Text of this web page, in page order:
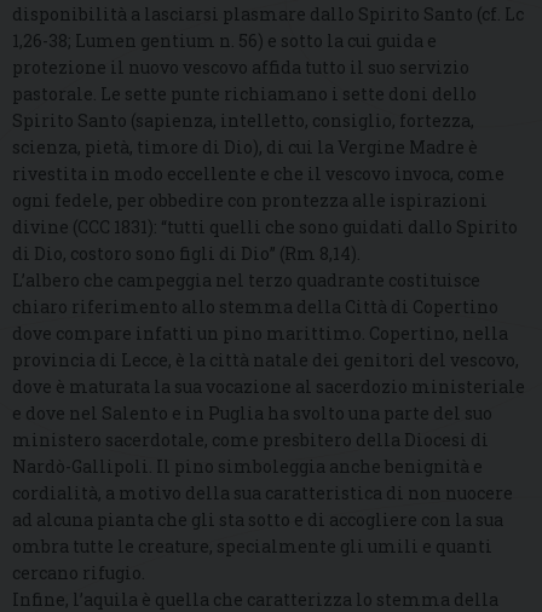
disponibilità a lasciarsi plasmare dallo Spirito Santo (cf. Lc
1,26-38; Lumen gentium n. 56) e sotto la cui guida e
protezione il nuovo vescovo affida tutto il suo servizio
pastorale. Le sette punte richiamano i sette doni dello
Spirito Santo (sapienza, intelletto, consiglio, fortezza,
scienza, pietà, timore di Dio), di cui la Vergine Madre è
rivestita in modo eccellente e che il vescovo invoca, come
ogni fedele, per obbedire con prontezza alle ispirazioni
divine (CCC 1831): “tutti quelli che sono guidati dallo Spirito
di Dio, costoro sono figli di Dio” (Rm 8,14).
L’albero che campeggia nel terzo quadrante costituisce
chiaro riferimento allo stemma della Città di Copertino
dove compare infatti un pino marittimo. Copertino, nella
provincia di Lecce, è la città natale dei genitori del vescovo,
dove è maturata la sua vocazione al sacerdozio ministeriale
e dove nel Salento e in Puglia ha svolto una parte del suo
ministero sacerdotale, come presbitero della Diocesi di
Nardò-Gallipoli. Il pino simboleggia anche benignità e
cordialità, a motivo della sua caratteristica di non nuocere
ad alcuna pianta che gli sta sotto e di accogliere con la sua
ombra tutte le creature, specialmente gli umili e quanti
cercano rifugio.
Infine, l’aquila è quella che caratterizza lo stemma della